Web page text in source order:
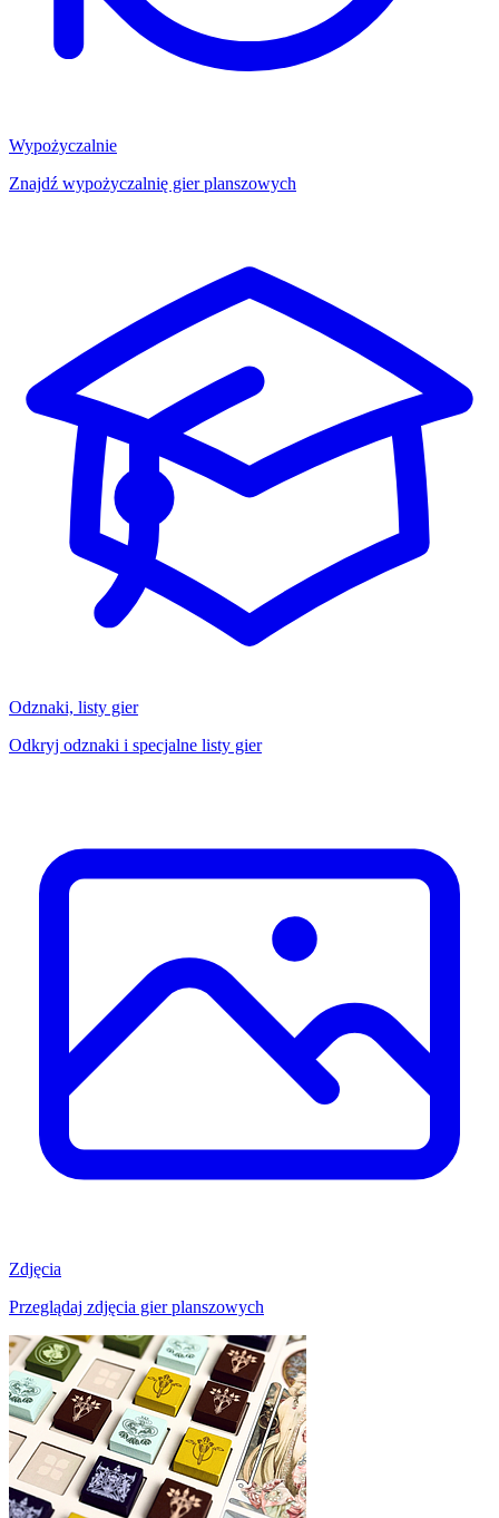
Wypożyczalnie
Znajdź wypożyczalnię gier planszowych
Odznaki, listy gier
Odkryj odznaki i specjalne listy gier
Zdjęcia
Przeglądaj zdjęcia gier planszowych